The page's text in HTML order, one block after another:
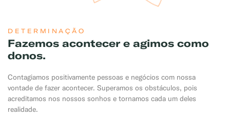
DETERMINAÇÃO
Fazemos acontecer e agimos como
donos.
Contagiamos positivamente pessoas e negócios com nossa
vontade de fazer acontecer. Superamos os obstáculos, pois
acreditamos nos nossos sonhos e tornamos cada um deles
realidade.